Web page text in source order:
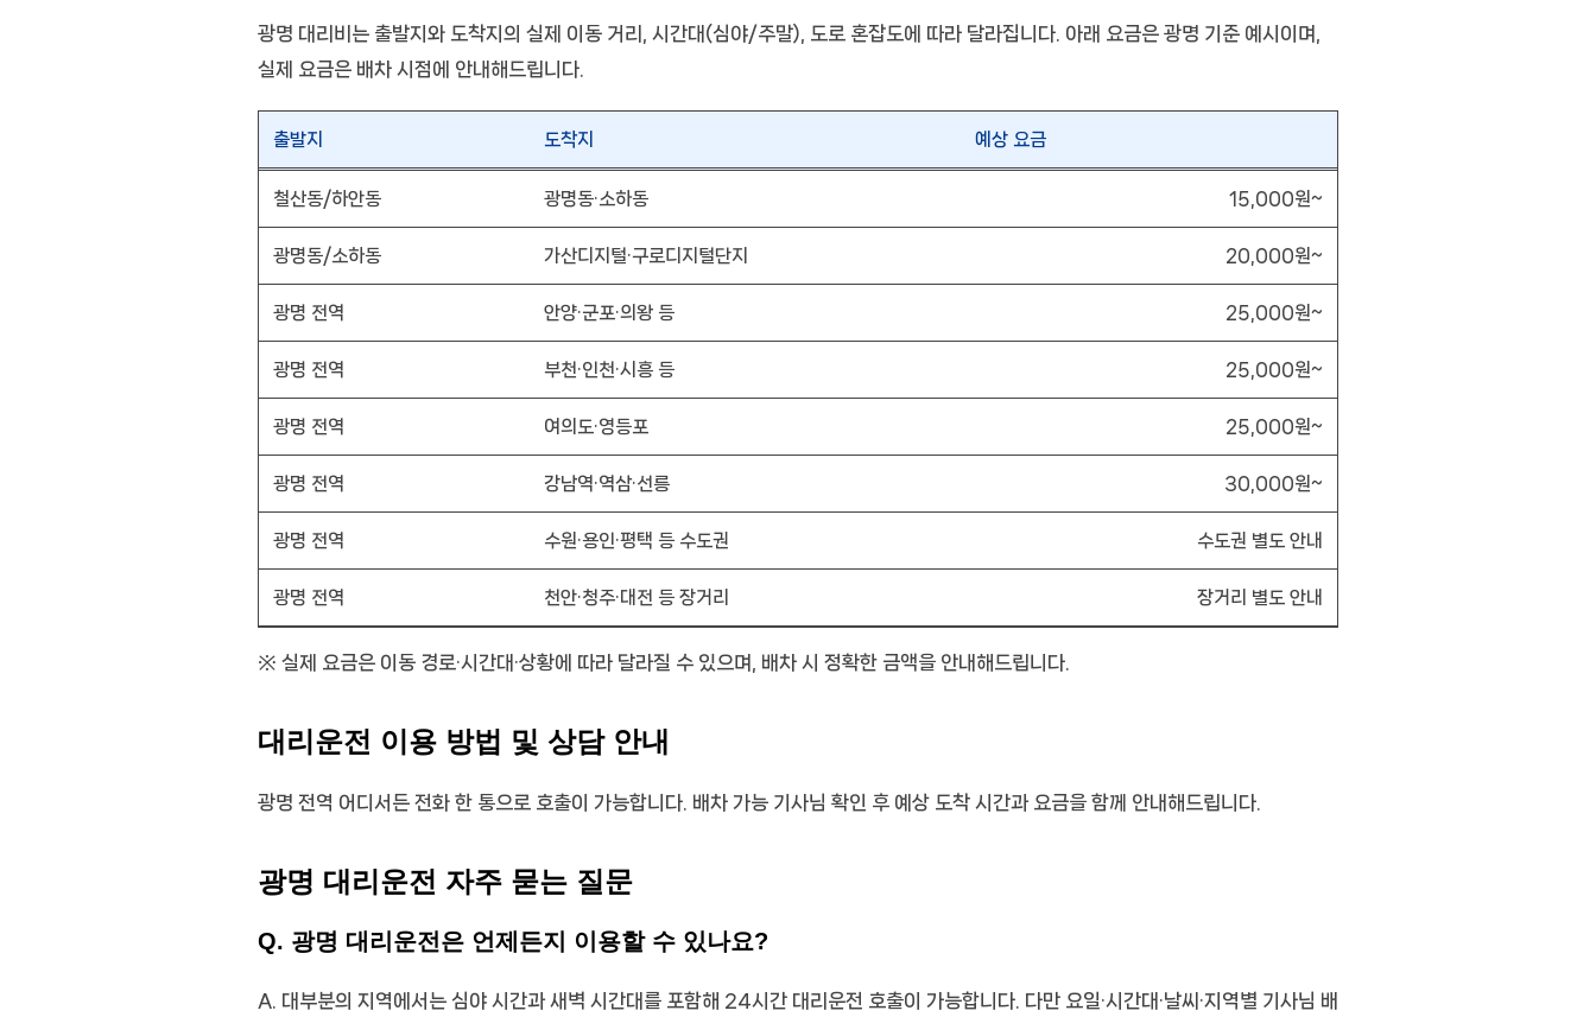
광명 대리비는 출발지와 도착지의 실제 이동 거리, 시간대(심야/주말), 도로 혼잡도에 따라 달라집니다. 아래 요금은 광명 기준 예시 이며,
실제 요금은 배차 시점에 안내해드립니다.
출발지 도착지 예상 요금
철산동/하안동 광명동·소하동 15,000원~
광명동/소하동 가산디지털·구로디지털단지 20,000원~
광명 전역 안양·군포·의왕 등 25,000원~
광명 전역 부천·인천·시흥 등 25,000원~
광명 전역 여의도·영등포 25,000원~
광명 전역 강남역·역삼·선릉 30,000원~
광명 전역 수원·용인·평택 등 수도권 수도권 별도 안내
광명 전역 천안·청주·대전 등 장거리 장거리 별도 안내
※ 실제 요금은 이동 경로·시간대·상황에 따라 달라질 수 있으며, 배차 시 정확한 금액을 안내해드립니다.
대리운전 이용 방법 및 상담 안내
광명 전역 어디서든 전화 한 통으로 호출이 가능합니다. 배차 가능 기사님 확인 후 예상 도착 시간과 요금을 함께 안내해드립니다.
광명 대리운전 자주 묻는 질문
Q. 광명 대리운전은 언제든지 이용할 수 있나요?
A. 대부분의 지역에서는 심야 시간과 새벽 시간대를 포함해 24시간 대리운전 호출이 가능합니다. 다만 요일·시간대·날씨·지역별 기사님 배